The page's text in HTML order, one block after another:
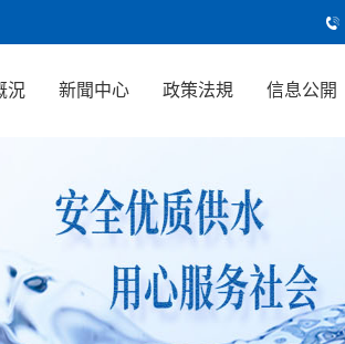
況 新聞中心 政策法規 信息公開